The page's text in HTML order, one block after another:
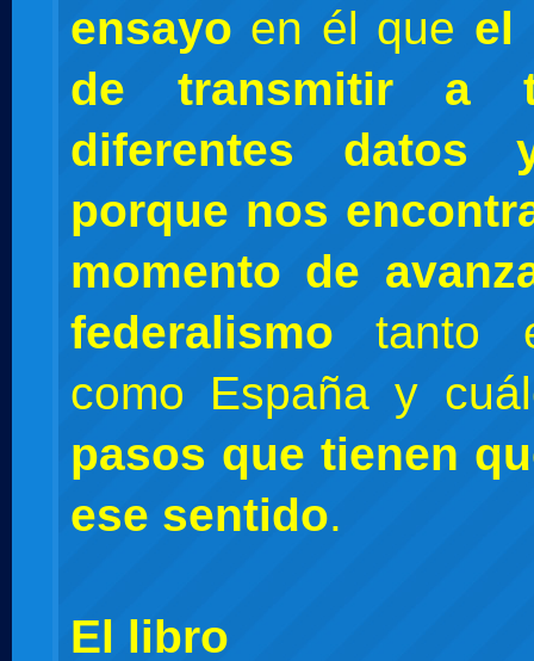
ensayo en él que el
de transmitir a
diferentes datos
porque nos
momento de
federalismo tanto
como España y
pasos que tienen
ese sentido.
El libro